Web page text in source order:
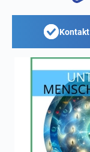
Kontakt